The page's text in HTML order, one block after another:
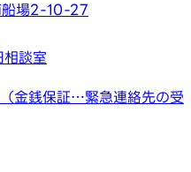
船場2-10-27
相談室
金銭保証…緊急連絡先の受